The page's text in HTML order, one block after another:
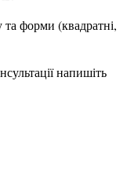
та форми (квадратні,
напишіть